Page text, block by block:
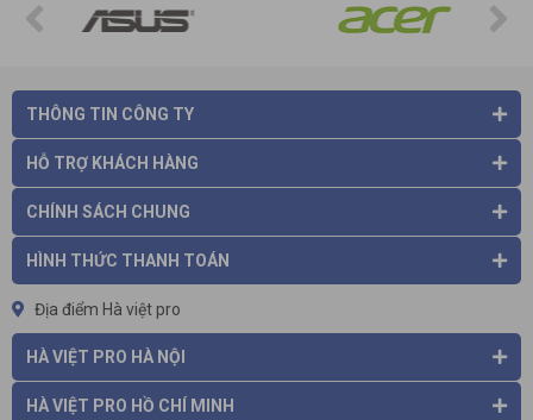
Khi số lượng hàng hóa của cửa hàng lên đến hàng trăm, hàng
làm việc đó. KiotViet có thể quản lý hàng chục nghìn sản phẩm
phẩm. Giao diện phần mềm đơn giản và thông minh nên dễ
mọi nơi trên nhiều thiết bị, giúp bạn bán hàng hiệu quả hơn.
THEO DOI HANG TON KHO
Là chủ cửa hàng, việc bạn luôn có những sự chuẩn bị tốt cho
việc nhập hàng hay thúc đẩy bán những sản phẩm thế mạnh,
lên kế hoạch xả hàng khó bán,… luôn là chìa khóa để thành
công trong kinh doanh.
động trong việc nắm thông tin hàng tồn. Từ đó, bạn có thể
đưa ra những quyết định đúng đắn và kịp thời trong hoạt động
THÔNG TIN CÔNG TY
HỖ TRỢ KHÁCH HÀNG
CHÍNH SÁCH CHUNG
HÌNH THỨC THANH TOÁN
Địa điểm Hà việt pro
HÀ VIỆT PRO HÀ NỘI
HÀ VIỆT PRO HỒ CHÍ MINH